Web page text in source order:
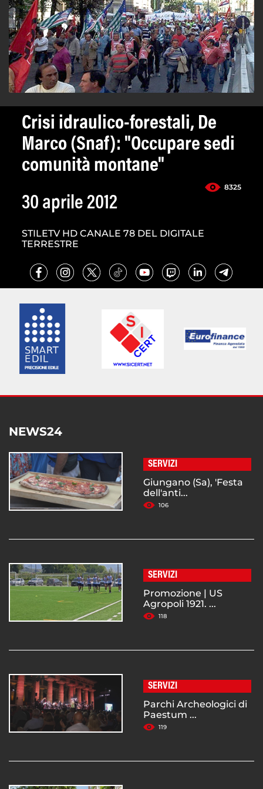
Crisi idraulico-forestali, De
Marco (Snaf): "Occupare sedi
comunità montane"
8325
30 aprile 2012
STILETV HD CANALE 78 DEL DIGITALE
TERRESTRE
NEWS24
SERVIZI
Giungano (Sa), 'Festa
dell'anti...
106
SERVIZI
Promozione | US
Agropoli 1921. ...
118
SERVIZI
Parchi Archeologici di
Paestum ...
119